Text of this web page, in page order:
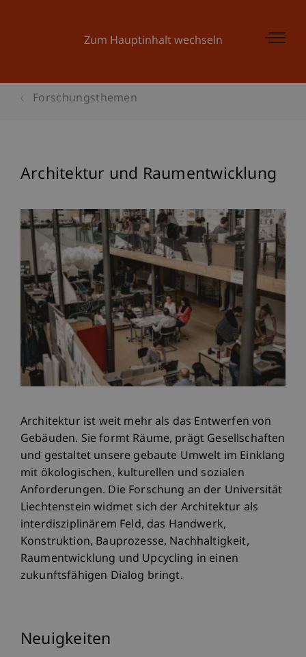
Zum Hauptinhalt wechseln
Forschungsthemen
Architektur und Raumentwicklung
Architektur ist weit mehr als das Entwerfen von
Gebäuden. Sie formt Räume, prägt Gesellschaften
und gestaltet unsere gebaute Umwelt im Einklang
mit ökologischen, kulturellen und sozialen
Anforderungen. Die Forschung an der Universität
Liechtenstein widmet sich der Architektur als
interdisziplinärem Feld, das Handwerk,
Konstruktion, Bauprozesse, Nachhaltigkeit,
Raumentwicklung und Upcycling in einen
zukunftsfähigen Dialog bringt.
Neuigkeiten